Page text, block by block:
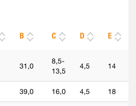
B C D E
31,0
8,5-
13,5
4,5 14
39,0 16,0 4,5 18